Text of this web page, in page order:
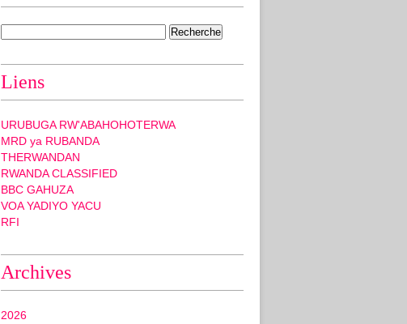
Liens
URUBUGA RW'ABAHOHOTERWA
MRD ya RUBANDA
THERWANDAN
RWANDA CLASSIFIED
BBC GAHUZA
VOA YADIYO YACU
RFI
Archives
2026